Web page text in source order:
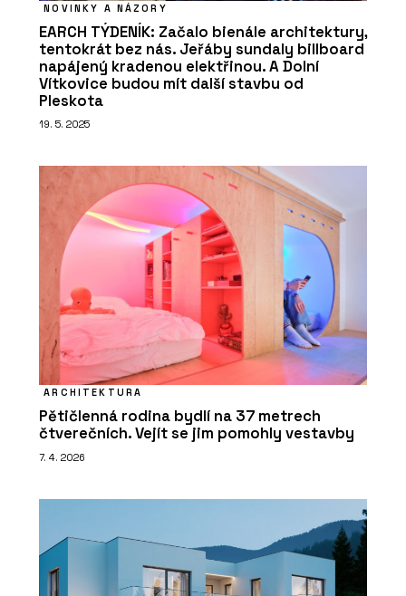
NOVINKY A NÁZORY
EARCH TÝDENÍK: Začalo bienále architektury,
tentokrát bez nás. Jeřáby sundaly billboard
napájený kradenou elektřinou. A Dolní
Vítkovice budou mít další stavbu od
Pleskota
19. 5. 2025
ARCHITEKTURA
Pětičlenná rodina bydlí na 37 metrech
čtverečních. Vejít se jim pomohly vestavby
7. 4. 2026